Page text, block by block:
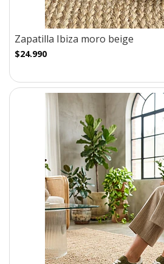
Zapatilla Ibiza moro beige
$24.990